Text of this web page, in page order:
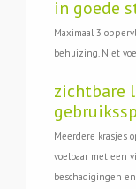
in goede
Maximaal 3
behuizing. Niet
zichtbare
Meerdere krasjes
voelbaar met een
beschadigingen